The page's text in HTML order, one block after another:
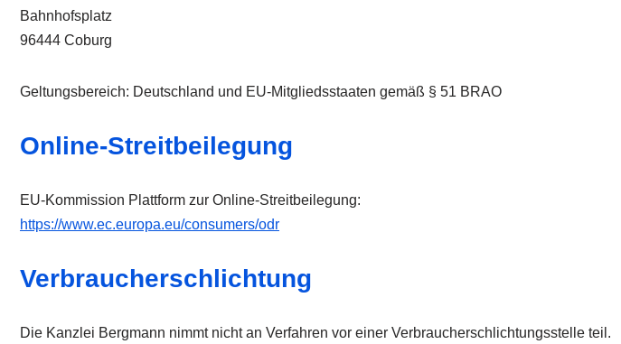
Bahnhofsplatz
96444 Coburg
Geltungsbereich: Deutschland und EU-Mitgliedsstaaten gemäß § 51 BRAO
Online-Streitbeilegung
EU-Kommission Plattform zur Online-Streitbeilegung:
https://www.ec.europa.eu/consumers/odr
Verbraucherschlichtung
Die Kanzlei Bergmann nimmt nicht an Verfahren vor einer Verbraucherschlichtungsstelle teil.